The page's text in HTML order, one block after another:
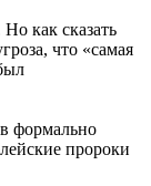
как сказать
что «самая
формально
пророки